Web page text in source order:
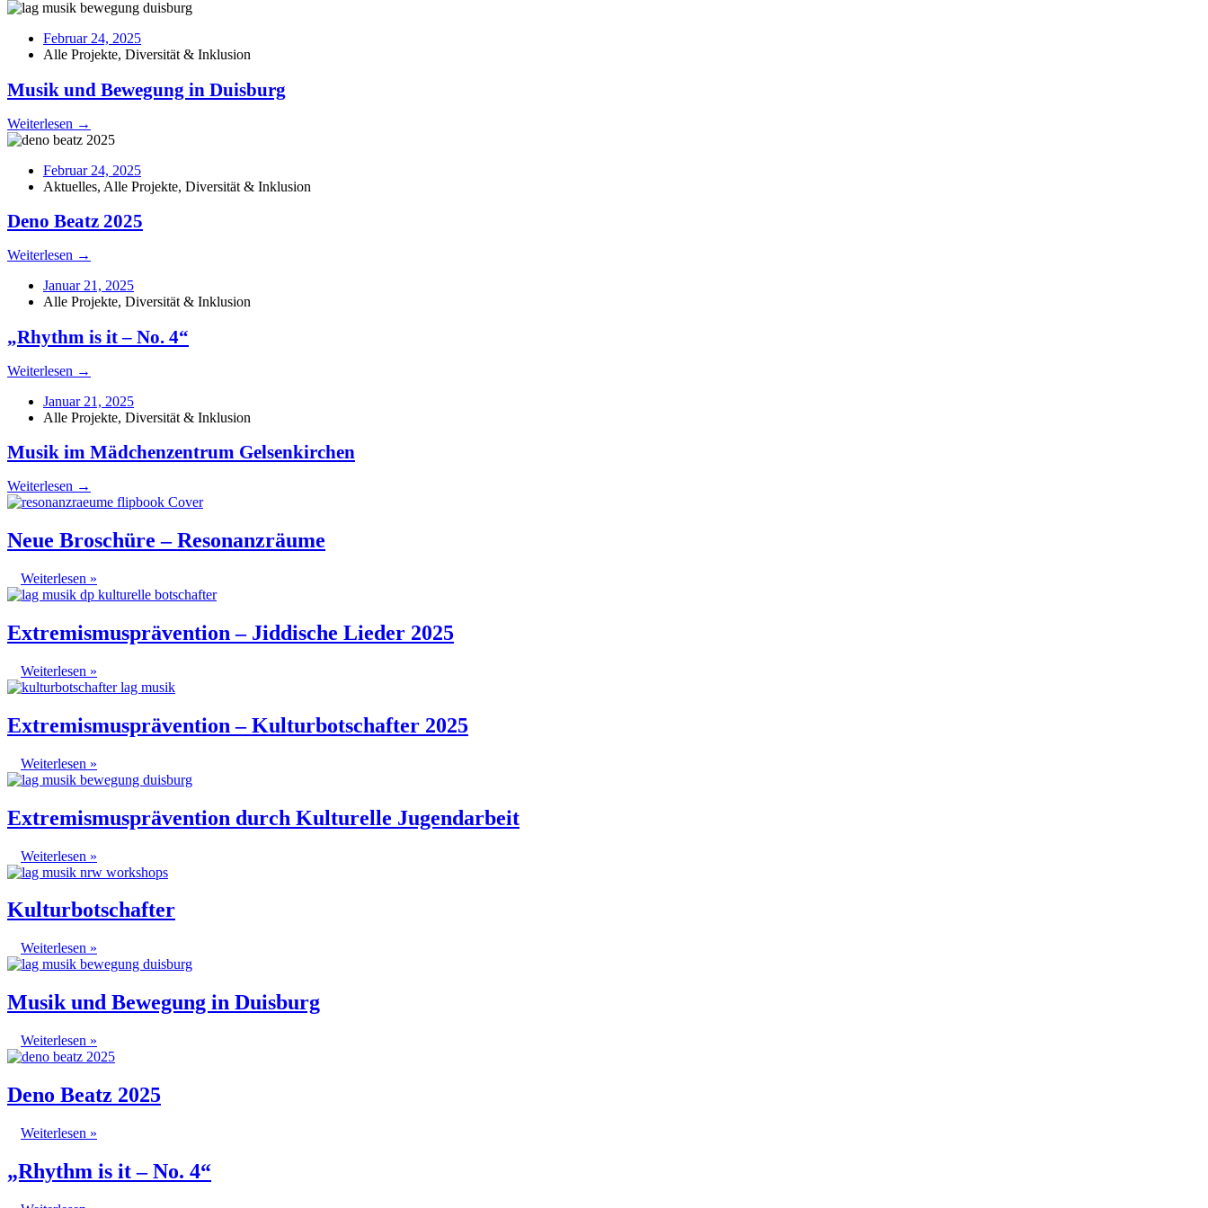
Februar 24, 2025
Alle Projekte, Diversität & Inklusion
Musik und Bewegung in Duisburg
Weiterlesen →
Februar 24, 2025
Aktuelles, Alle Projekte, Diversität & Inklusion
Deno Beatz 2025
Weiterlesen →
Januar 21, 2025
Alle Projekte, Diversität & Inklusion
„Rhythm is it – No. 4“
Weiterlesen →
Januar 21, 2025
Alle Projekte, Diversität & Inklusion
Musik im Mädchenzentrum Gelsenkirchen
Weiterlesen →
Neue Broschüre – Resonanzräume
Weiterlesen »
Extremismusprävention – Jiddische Lieder 2025
Weiterlesen »
Extremismusprävention – Kulturbotschafter 2025
Weiterlesen »
Extremismusprävention durch Kulturelle Jugendarbeit
Weiterlesen »
Kulturbotschafter
Weiterlesen »
Musik und Bewegung in Duisburg
Weiterlesen »
Deno Beatz 2025
Weiterlesen »
„Rhythm is it – No. 4“